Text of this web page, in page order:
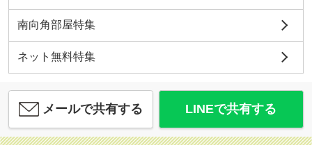
南向角部屋特集
ネット無料特集
メールで共有する LINEで共有する